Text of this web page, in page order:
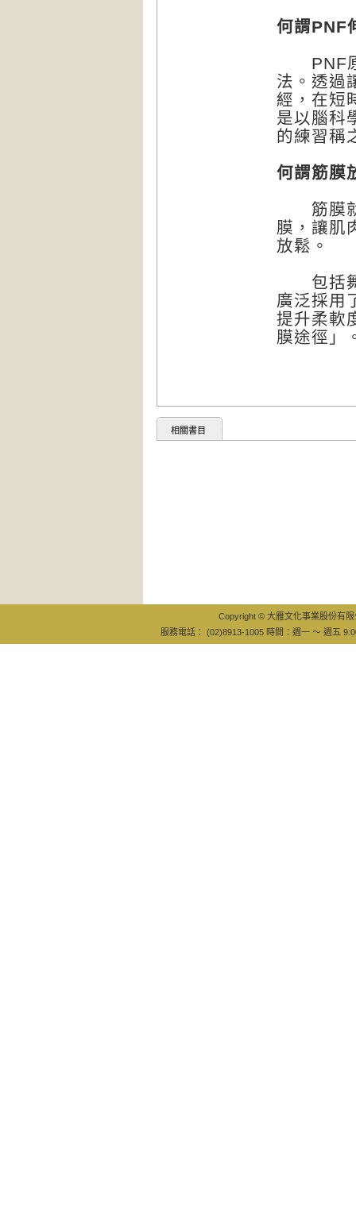
何謂PNF
PNF原
法。透過
經，在短
是以腦科
的練習稱
何謂筋膜
筋膜就
膜，讓肌
放鬆。
包括舞
廣泛採用
提升柔軟
膜途徑」
相關書目
Copyright © 大雁文化事業股份有
服務電話： (02)8913-1005 時間：週一 ～ 週五